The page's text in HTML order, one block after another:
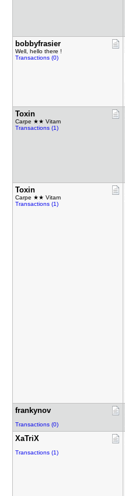
bobbyfrasi​er
Well, hello there !
Transactions (0)
Toxin
Carpe ★★ Vitam
Transactions (1)
Toxin
Carpe ★★ Vitam
Transactions (1)
frankynov
Transactions (0)
XaTriX
Transactions (1)